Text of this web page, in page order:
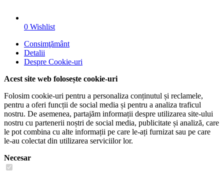
0 Wishlist
Consimţământ
Detalii
Despre Cookie-uri
Acest site web folosește cookie-uri
Folosim cookie-uri pentru a personaliza conținutul și reclamele,
pentru a oferi funcții de social media și pentru a analiza traficul
nostru. De asemenea, partajăm informații despre utilizarea site-ului
nostru cu partenerii noștri de social media, publicitate și analiză, care
le pot combina cu alte informații pe care le-ați furnizat sau pe care
le-au colectat din utilizarea serviciilor lor.
Necesar